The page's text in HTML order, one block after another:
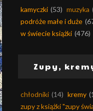
kamyczki (53) muzyka
podróże małe i duże
w świecie książki (476)
Zupy,
chłodniki (14) kremy
zupy z książki "zupy